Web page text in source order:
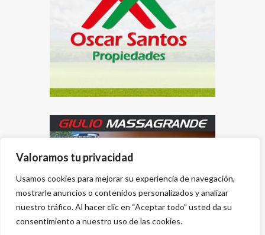
Valoramos tu privacidad
Usamos cookies para mejorar su experiencia de navegación,
mostrarle anuncios o contenidos personalizados y analizar
nuestro tráfico. Al hacer clic en “Aceptar todo” usted da su
consentimiento a nuestro uso de las cookies.